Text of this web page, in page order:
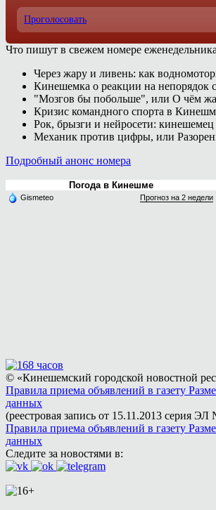
Проголосовать
Что пишут в свежем номере
Через жару и ливень: как
Кинешемка о реакции на непорядок
"Мозгов бы побольше", или О чём
Кризис командного спорта в
Рок, брызги и нейросети:
Механик против цифры, или
Подробный анонс номера
Погода в Кинешме
Gismeteo Прогноз на 2 недели
© «Кинешемский городской новостной
Правила приема объявлений в газету
данных
(реестровая запись от 15.11.2013 серия
Правила приема объявлений в газету
данных
Следите за новостями в: